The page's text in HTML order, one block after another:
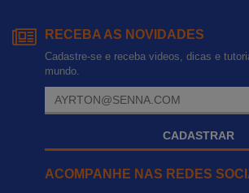
RECEBA AS NOVIDADES
Cadastre-se e receba videos, dicas e
mundo.
CADASTRAR
ACOMPANHE NAS REDES